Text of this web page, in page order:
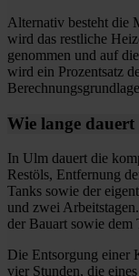
Alternativ besteht die
wird das restliche
genommen und auf
wird ein Prozentsatz
Wie lange
In Ulm dauert die
Restöls, Entfernung
Tanks sowie der
und zwei
der Bauart sowie dem
Die Entsorgung einer
vier Stunden, die